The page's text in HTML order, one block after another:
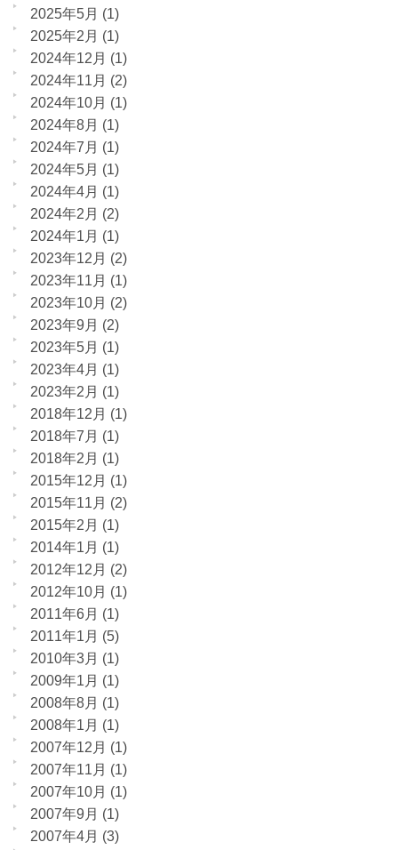
2025年5月 (1)
2025年2月 (1)
2024年12月 (1)
2024年11月 (2)
2024年10月 (1)
2024年8月 (1)
2024年7月 (1)
2024年5月 (1)
2024年4月 (1)
2024年2月 (2)
2024年1月 (1)
2023年12月 (2)
2023年11月 (1)
2023年10月 (2)
2023年9月 (2)
2023年5月 (1)
2023年4月 (1)
2023年2月 (1)
2018年12月 (1)
2018年7月 (1)
2018年2月 (1)
2015年12月 (1)
2015年11月 (2)
2015年2月 (1)
2014年1月 (1)
2012年12月 (2)
2012年10月 (1)
2011年6月 (1)
2011年1月 (5)
2010年3月 (1)
2009年1月 (1)
2008年8月 (1)
2008年1月 (1)
2007年12月 (1)
2007年11月 (1)
2007年10月 (1)
2007年9月 (1)
2007年4月 (3)